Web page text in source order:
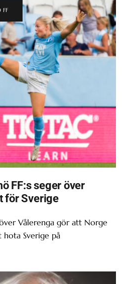
FF:s seger över
för Sverige
över Vålerenga gör att Norge
hota Sverige på